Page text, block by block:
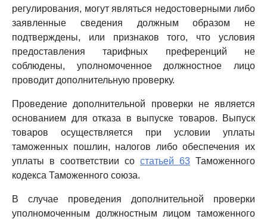
регулирования, могут являться недостоверными либо
заявленные сведения должным образом не
подтверждены, или признаков того, что условия
предоставления тарифных преференций не
соблюдены, уполномоченное должностное лицо
проводит дополнительную проверку.
Проведение дополнительной проверки не является
основанием для отказа в выпуске товаров. Выпуск
товаров осуществляется при условии уплаты
таможенных пошлин, налогов либо обеспечения их
уплаты в соответствии со статьей 63 Таможенного
кодекса Таможенного союза.
В случае проведения дополнительной проверки
уполномоченным должностным лицом таможенного